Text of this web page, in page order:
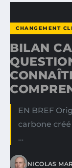
CHANGEMENT
BILAN
EN BREF
carbone
…
NICOLAS